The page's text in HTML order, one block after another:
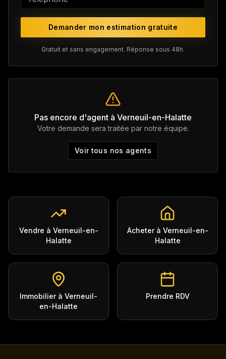
Demander mon estimation gratuite
Gratuit et sans engagement. Réponse sous 48h.
Pas encore d'agent à Verneuil-en-Halatte
Votre demande sera traitée par notre équipe.
Voir tous nos agents
Vendre à Verneuil-en-
Halatte
Acheter à Verneuil-en-
Halatte
Immobilier à Verneuil-
en-Halatte
Prendre RDV